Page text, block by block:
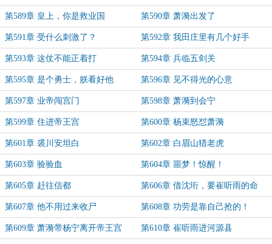
第589章 皇上，你是救业国 第590章 萧漪出发了
第591章 受什么刺激了？ 第592章 我田庄里有几个好手
第593章 这仗不能正着打 第594章 兵临五剑关
第595章 是个勇士，朕看好他 第596章 见不得光的心意
第597章 业帝闯宫门 第598章 萧漪到会宁
第599章 住进帝王宫 第600章 杨束怒怼萧漪
第601章 裘川安坦白 第602章 白眉山猎老虎
第603章 验验血 第604章 噩梦！惊醒！
第605章 赶往信都 第606章 借沈珩，要崔听雨的命
第607章 他不用过来收尸 第608章 功劳是靠自己抢的！
第609章 萧漪带杨宁离开帝王宫 第610章 崔听雨进河源县